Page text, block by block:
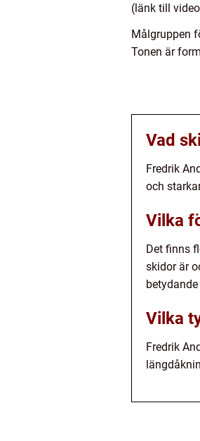
(länk till
Målgruppen
Tonen är
Vad
Fredrik
och
Vilka
Det finns
skidor är
Vilka
Fredrik